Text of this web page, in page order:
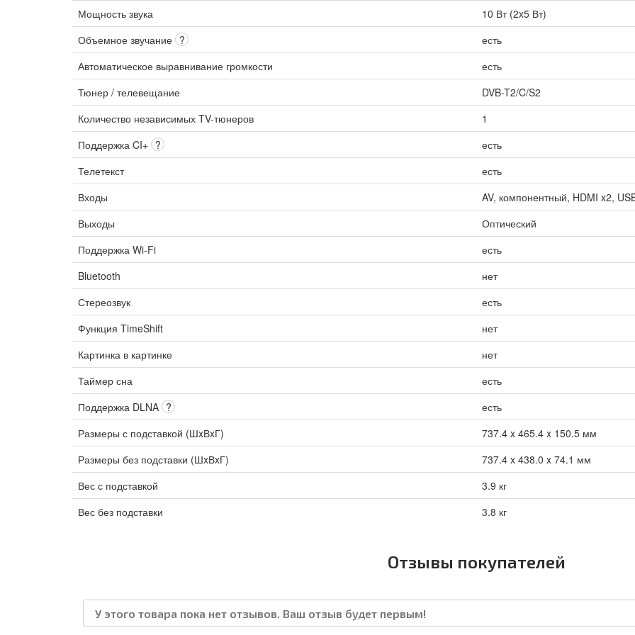
Мощность звука
10 Вт (2x5 Вт)
Объемное звучание ?
есть
Автоматическое выравнивание громкости
есть
Тюнер / телевещание
DVB-T2/C/S2
Количество независимых TV-тюнеров
1
Поддержка CI+ ?
есть
Телетекст
есть
Входы
AV, компонентный, HDMI x2,
Выходы
Оптический
Поддержка Wi-Fi
есть
Bluetooth
нет
Стереозвук
есть
Функция TimeShift
нет
Картинка в картинке
нет
Таймер сна
есть
Поддержка DLNA ?
есть
Размеры с подставкой (ШxВxГ)
737.4 x 465.4 x 150.5 мм
Размеры без подставки (ШxВxГ)
737.4 x 438.0 x 74.1 мм
Вес с подставкой
3.9 кг
Вес без подставки
3.8 кг
Отзывы покупателей
У этого товара пока нет отзывов. Ваш отзыв будет первым!